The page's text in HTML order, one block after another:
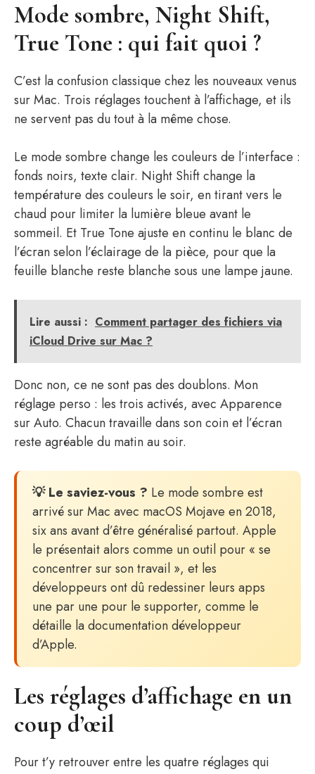
Mode sombre, Night Shift,
True Tone : qui fait quoi ?
C’est la confusion classique chez les nouveaux venus
sur Mac. Trois réglages touchent à l’affichage, et ils
ne servent pas du tout à la même chose.
Le mode sombre change les couleurs de l’interface :
fonds noirs, texte clair. Night Shift change la
température des couleurs le soir, en tirant vers le
chaud pour limiter la lumière bleue avant le
sommeil. Et True Tone ajuste en continu le blanc de
l’écran selon l’éclairage de la pièce, pour que la
feuille blanche reste blanche sous une lampe jaune.
Lire aussi : Comment partager des fichiers via
iCloud Drive sur Mac ?
Donc non, ce ne sont pas des doublons. Mon
réglage perso : les trois activés, avec Apparence
sur Auto. Chacun travaille dans son coin et l’écran
reste agréable du matin au soir.
💡 Le saviez-vous ? Le mode sombre est
arrivé sur Mac avec macOS Mojave en 2018,
six ans avant d’être généralisé partout. Apple
le présentait alors comme un outil pour « se
concentrer sur son travail », et les
développeurs ont dû redessiner leurs apps
une par une pour le supporter, comme le
détaille la documentation développeur
d’Apple.
Les réglages d’affichage en un
coup d’œil
Pour t’y retrouver entre les quatre réglages qui